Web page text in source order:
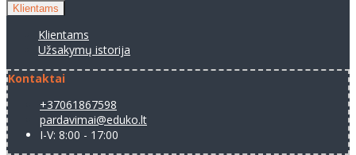
Klientams
Klientams
Užsakymų istorija
Kontaktai
+37061867598
pardavimai@eduko.lt
I-V: 8:00 - 17:00